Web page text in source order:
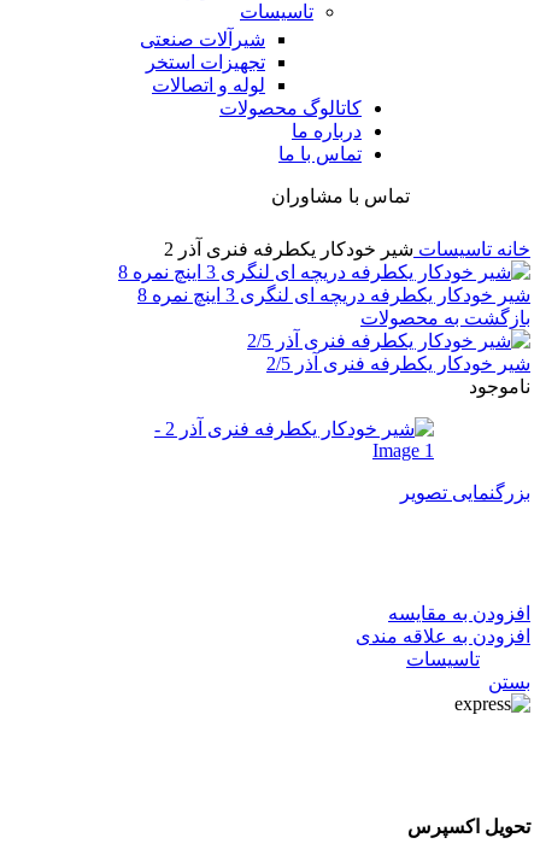
تاسیسات
شیرآلات صنعتی
تجهیزات استخر
لوله و اتصالات
کاتالوگ محصولات
درباره ما
تماس با ما
تماس با مشاوران
خانه تاسیسات شیر خودکار یکطرفه فنری آذر 2
شیر خودکار یکطرفه دریچه ای لنگری 3 اینچ نمره 8
بازگشت به محصولات
شیر خودکار یکطرفه فنری آذر 2/5
ناموجود
بزرگنمایی تصویر
افزودن به مقایسه
افزودن به علاقه مندی
تاسیسات
بستن
تحویل اکسپرس